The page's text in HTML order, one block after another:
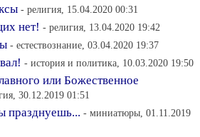
- религия, 15.04.2020 00:31
нет! - религия, 13.04.2020 19:42
- естествознание, 03.04.2020 19:37
- история и политика, 10.03.2020 19:50
или Божественное
30.12.2019 01:51
празднуешь... - миниатюры, 01.11.2019